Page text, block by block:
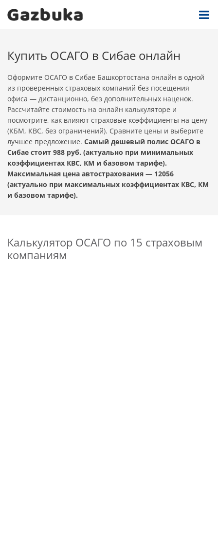
Купить ОСАГО в Сибае онлайн
Оформите ОСАГО в Сибае Башкортостана онлайн в одной
из проверенных страховых компаний без посещения
офиса — дистанционно, без дополнительных наценок.
Рассчитайте стоимость на онлайн калькуляторе и
посмотрите, как влияют страховые коэффициенты на цену
(КБМ, КВС, без ограничений). Сравните цены и выберите
лучшее предложение. Самый дешевый полис ОСАГО в
Сибае стоит 988 руб. (актуально при минимальных
коэффициентах КВС, КМ и базовом тарифе).
Максимальная цена автострахования — 12056
(актуально при максимальных коэффициентах КВС, КМ
и базовом тарифе).
Калькулятор ОСАГО по 15 страховым
компаниям